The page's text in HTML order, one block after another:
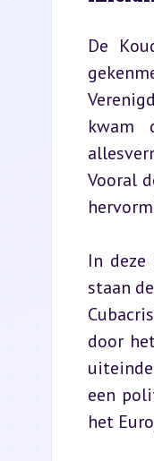
De
kwam
Vooral
In
staan
door
een
het